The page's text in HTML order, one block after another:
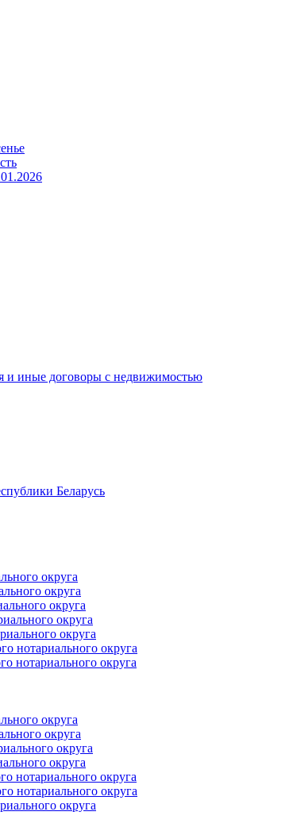
и иные договоры с недвижимостью
Беларусь
округа
округа
округа
округа
округа
нотариального округа
нотариального округа
округа
округа
округа
округа
нотариального округа
нотариального округа
округа